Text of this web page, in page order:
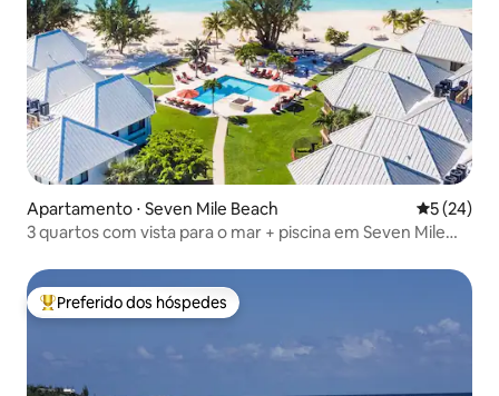
Apartamento ⋅ Seven Mile Beach 5 de uma
5 (24)
3 quartos com vista para o mar + piscina em Seven Mile
Entre os melhores preferidos dos hóspedes
Preferido dos hóspedes